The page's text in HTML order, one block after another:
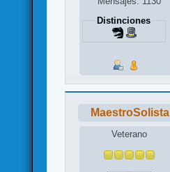
Distinciones
MaestroSolista
Veterano